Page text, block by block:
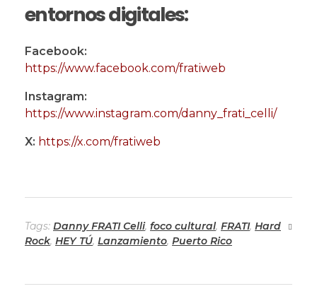
entornos digitales:
Facebook:
https://www.facebook.com/fratiweb
Instagram:
https://www.instagram.com/danny_frati_celli/
X: https://x.com/fratiweb
Tags: Danny FRATI Celli, foco cultural, FRATI, Hard
Rock, HEY TÚ, Lanzamiento, Puerto Rico